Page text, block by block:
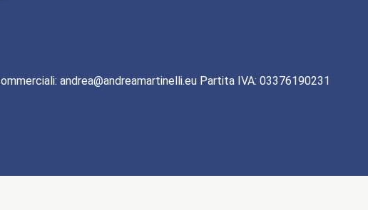
andrea@andreamartinelli.eu Partita IVA: 03376190231